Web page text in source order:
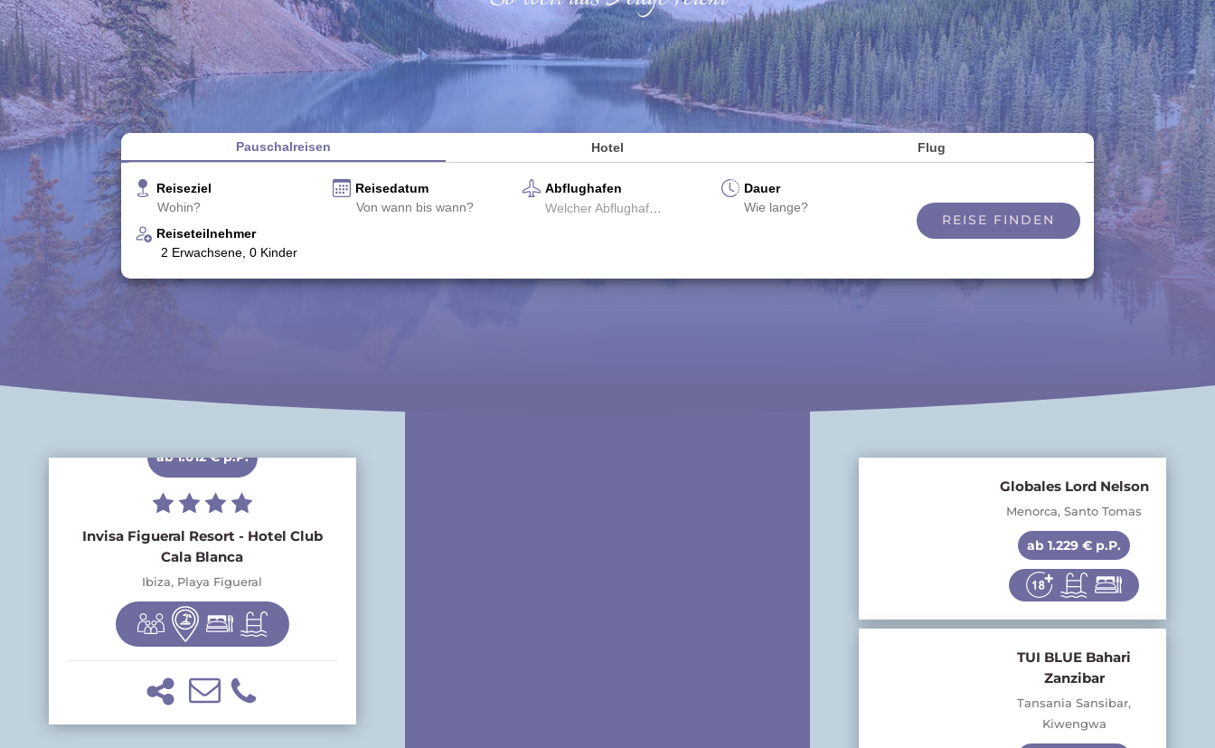
Pauschalreisen Hotel Flug
Reiseziel Reisedatum
Abflughafen
Dauer
Reiseteilnehmer
REISE FINDEN
ab 1.012 € p.P.
Invisa Figueral Resort - Hotel Club
Cala Blanca
Ibiza, Playa Figueral
Globales Lord Nelson
Menorca, Santo Tomas
ab 1.229 € p.P.
TUI BLUE Bahari
Zanzibar
Tansania Sansibar,
Kiwengwa